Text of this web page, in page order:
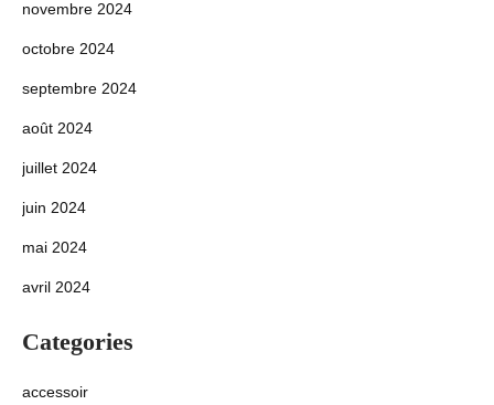
novembre 2024
octobre 2024
septembre 2024
août 2024
juillet 2024
juin 2024
mai 2024
avril 2024
Categories
accessoir